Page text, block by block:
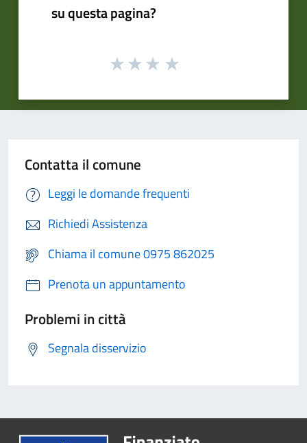
su questa pagina?
Contatta il comune
Leggi le domande frequenti
Richiedi Assistenza
Chiama il comune 0975 862025
Prenota un appuntamento
Problemi in città
Segnala disservizio